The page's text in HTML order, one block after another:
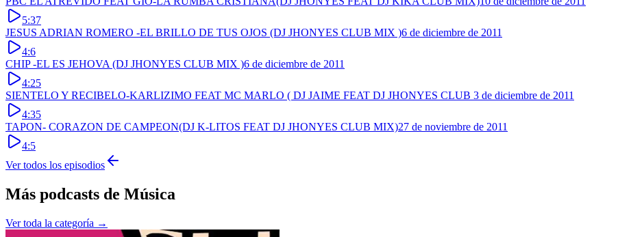
5:37
JESUS ADRIAN ROMERO -EL BRILLO DE TUS OJOS (DJ JHONYES CLUB MIX )6 de diciembre de 2011
4:6
CHIP -EL ES JEHOVA (DJ JHONYES CLUB MIX )6 de diciembre de 2011
4:25
SIENTELO Y RECIBELO-KARLIZIMO FEAT MC MARLO ( DJ JAIME FEAT DJ JHONYES CLUB 3 de diciembre de 2011
4:35
TAPON- CORAZON DE CAMPEON(DJ K-LITOS FEAT DJ JHONYES CLUB MIX)27 de noviembre de 2011
4:5
Ver todos los episodios
Más podcasts de Música
Ver toda la categoría →